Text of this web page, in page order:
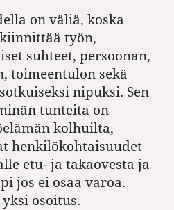
on väliä, koska
työn,
suhteet, persoonan,
toimeentulon sekä
nipuksi. Sen
tunteita on
kolhuilta,
henkilökohtaisuudet
etu- ja takaovesta ja
jos ei osaa varoa.
osoitus.